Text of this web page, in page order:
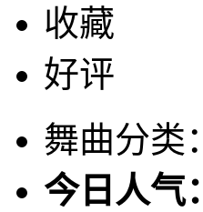
收藏
好评
舞曲分类
今日人气：